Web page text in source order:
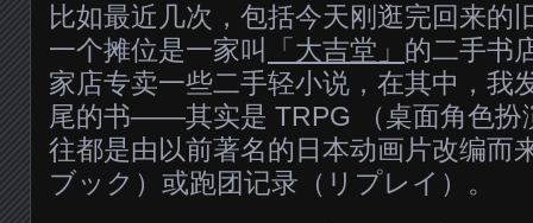
比如最近几次，包括今天刚逛完回来的
一个摊位是一家叫
「大吉堂」 的二手书
家店专卖一些二手轻小说，在其中，我
尾的书——其实是 TRPG （桌面角色
往都是由以前著名的日本动画片改编而
ブック）或跑团记录（リプレイ）。